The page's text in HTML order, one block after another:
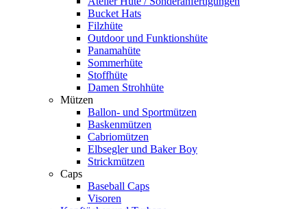
Bucket Hats
Filzhüte
Outdoor und Funktionshüte
Panamahüte
Sommerhüte
Stoffhüte
Damen Strohhüte
Mützen
Ballon- und Sportmützen
Baskenmützen
Cabriomützen
Elbsegler und Baker Boy
Strickmützen
Caps
Baseball Caps
Visoren